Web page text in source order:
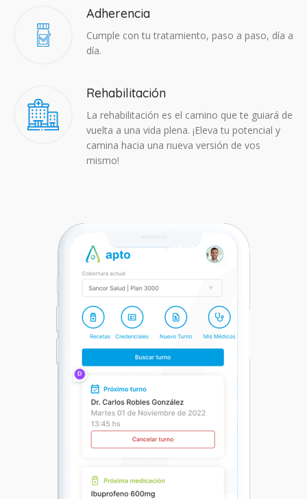
Adherencia​
Cumple con tu tratamiento, paso a paso, día a
día.
Rehabilitación
La rehabilitación es el camino que te guiará de
vuelta a una vida plena. ¡Eleva tu potencial y
camina hacia una nueva versión de vos
mismo!